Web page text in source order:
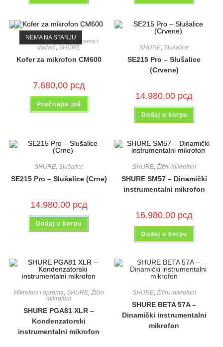
NEMA NA STANJU
Mikrofoni i oprema,Oprema i
dodaci,SHURE
Kofer za mikrofon CM600
7.680,00 рсд
Pročitajte još
SHURE,Slušalice
SE215 Pro – Slušalice
(Crvene)
14.980,00 рсд
Dodaj u korpu
SHURE, Slušalice
SE215 Pro – Slušalice (Crne)
14.980,00 рсд
Dodaj u korpu
SHURE, Žični mikrofoni
SHURE SM57 – Dinamički
instrumentalni mikrofon
16.980,00 рсд
Dodaj u korpu
Mikrofoni i oprema,SHURE,Žični
mikrofoni
SHURE PGA81 XLR –
Kondenzatorski
instrumentalni mikrofon
SHURE, Žični mikrofoni
SHURE BETA 57A –
Dinamički instrumentalni
mikrofon